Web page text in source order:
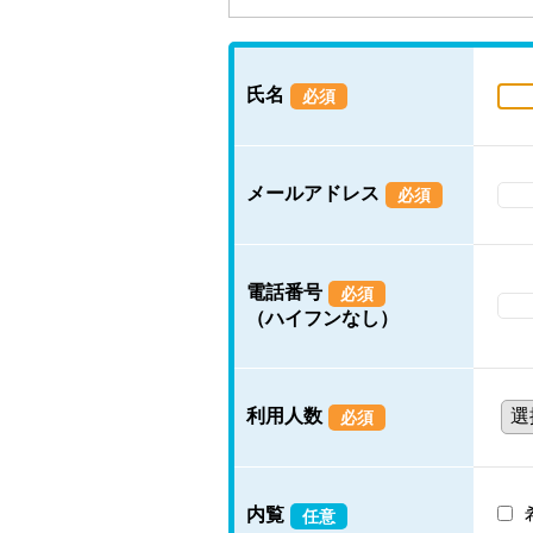
氏名 必須
メールアドレス 必須
電話番号 必須
（ハイフンなし）
利用人数 必須
内覧 任意